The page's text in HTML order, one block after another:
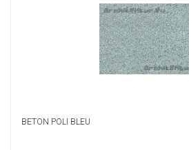
BETON POLI BLEU